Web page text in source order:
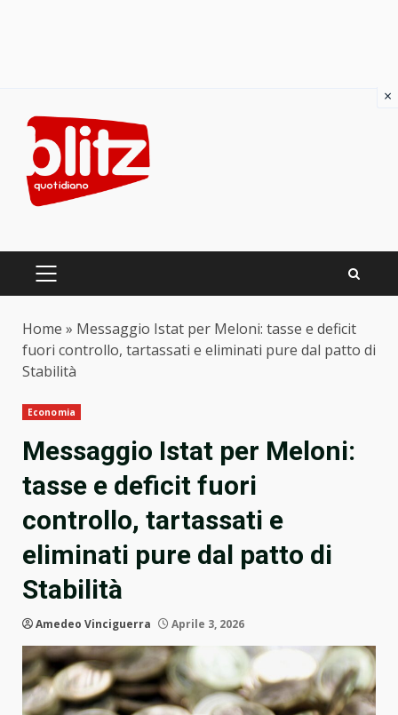
content
PRIMARY
Home » Messaggio Istat per Meloni: tasse e deficit
fuori controllo, tartassati e eliminati pure dal patto di
Stabilità
Economia
Messaggio Istat per Meloni:
tasse e deficit fuori
controllo, tartassati e
eliminati pure dal patto di
Stabilità
Amedeo Vinciguerra Aprile 3, 2026
×